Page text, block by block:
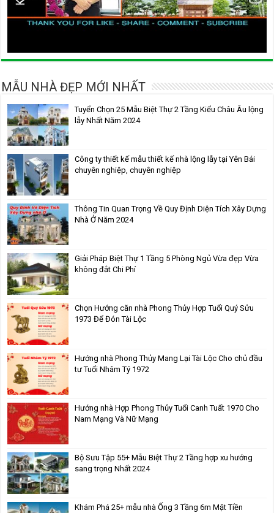
MẪU NHÀ ĐẸP MỚI NHẤT
Tuyển Chọn 25 Mẫu Biệt Thự 2 Tầng Kiểu Châu Âu lộng
lẫy Nhất Năm 2024
Công ty thiết kế mẫu thiết kế nhà lộng lẫy tại Yên Bái
chuyên nghiệp, chuyên nghiệp
Thông Tin Quan Trọng Về Quy Định Diện Tích Xây Dựng
Nhà Ở Năm 2024
Giải Pháp Biệt Thự 1 Tầng 5 Phòng Ngủ Vừa đẹp Vừa
không đắt Chi Phí
Chọn Hướng căn nhà Phong Thủy Hợp Tuổi Quý Sửu
1973 Để Đón Tài Lộc
Hướng nhà Phong Thủy Mang Lại Tài Lộc Cho chủ đầu
tư Tuổi Nhâm Tý 1972
Hướng nhà Hợp Phong Thủy Tuổi Canh Tuất 1970 Cho
Nam Mạng Và Nữ Mạng
Bộ Sưu Tập 55+ Mẫu Biệt Thự 2 Tầng hợp xu hướng
sang trọng Nhất 2024
Khám Phá 25+ mẫu nhà Ống 3 Tầng 6m Mặt Tiền